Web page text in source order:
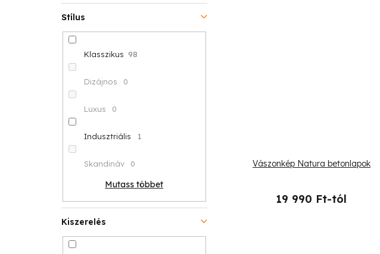
Stílus
Klasszikus 98
Dizájnos 0
Luxus 0
Indusztriális 1
Skandináv 0
Mutass többet
Kiszerelés
Vászonkép Natura betonlapok
19 990 Ft-tól